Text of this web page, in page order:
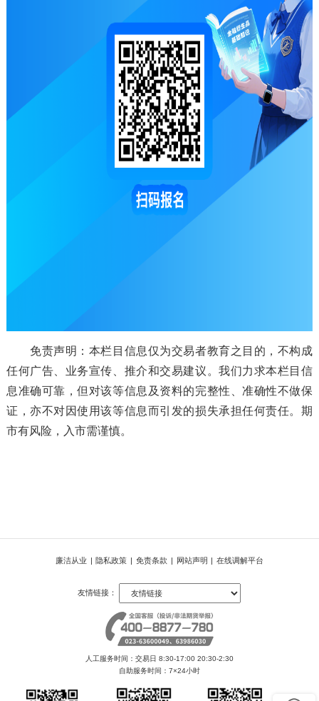
免责声明：本栏目信息仅为交易者教育之目的，不构成
任何广告、业务宣传、推介和交易建议。我们力求本栏目信
息准确可靠，但对该等信息及资料的完整性、准确性不做保
证，亦不对因使用该等信息而引发的损失承担任何责任。期
市有风险，入市需谨慎。
廉洁从业 | 隐私政策 | 免责条款 | 网站声明 | 在线调解平台
友情链接：
人工服务时间：交易日 8:30-17:00 20:30-2:30
自助服务时间：7×24小时